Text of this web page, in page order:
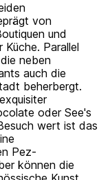
von
und
Parallel
neben
auch die
beherbergt.
oder See's
wert ist das
Pez-
können die